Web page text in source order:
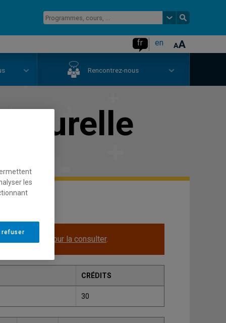
fr en
Rencontrez-nous
Cliquez ici pour la consulter.
CRÉDITS
30
les
refuser